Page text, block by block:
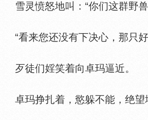
雪灵愤怒地叫：“你们这群野兽
“看来您还没有下决心，那只好
歹徒们婬笑着向卓玛逼近。
卓玛挣扎着，慾躲不能，绝望